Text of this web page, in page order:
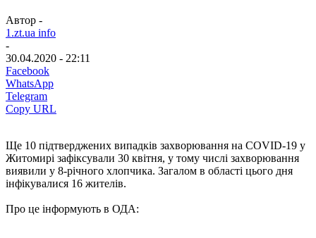
Автор -
1.zt.ua info
-
30.04.2020 - 22:11
Facebook
WhatsApp
Telegram
Copy URL
Ще 10 підтверджених випадків захворювання на COVID-19 у
Житомирі зафіксували 30 квітня, у тому числі захворювання
виявили у 8-річного хлопчика. Загалом в області цього дня
інфікувалися 16 жителів.
Про це інформують в ОДА: